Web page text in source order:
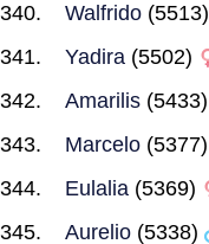
Walfrido (5513)
Yadira (5502)
Amarilis (5433)
Marcelo (5377)
Eulalia (5369)
Aurelio (5338)